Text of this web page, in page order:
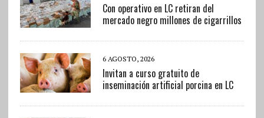
Con operativo en LC retiran del
mercado negro millones de cigarrillos
6 AGOSTO, 2026
Invitan a curso gratuito de
inseminación artificial porcina en LC